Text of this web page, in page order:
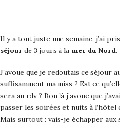
Il y a tout juste une semaine, j’ai
séjourde 3 jours à la mer du Nord.
J’avoue que je redoutais ce séjour
suffisamment ma miss ? Est ce
sera au rdv ? Bon là j’avoue que
passer les soirées et nuits à l’hôtel
Mais surtout : vais-je échapper aux